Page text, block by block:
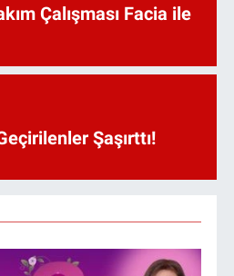
Çalışması Facia ile
Şaşırttı!